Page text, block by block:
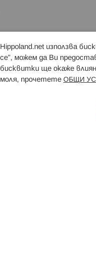
Брошури
Hippoland.net използва
се”, можем да Ви
бисквитки ще окаже
моля, прочетете ОБЩИ